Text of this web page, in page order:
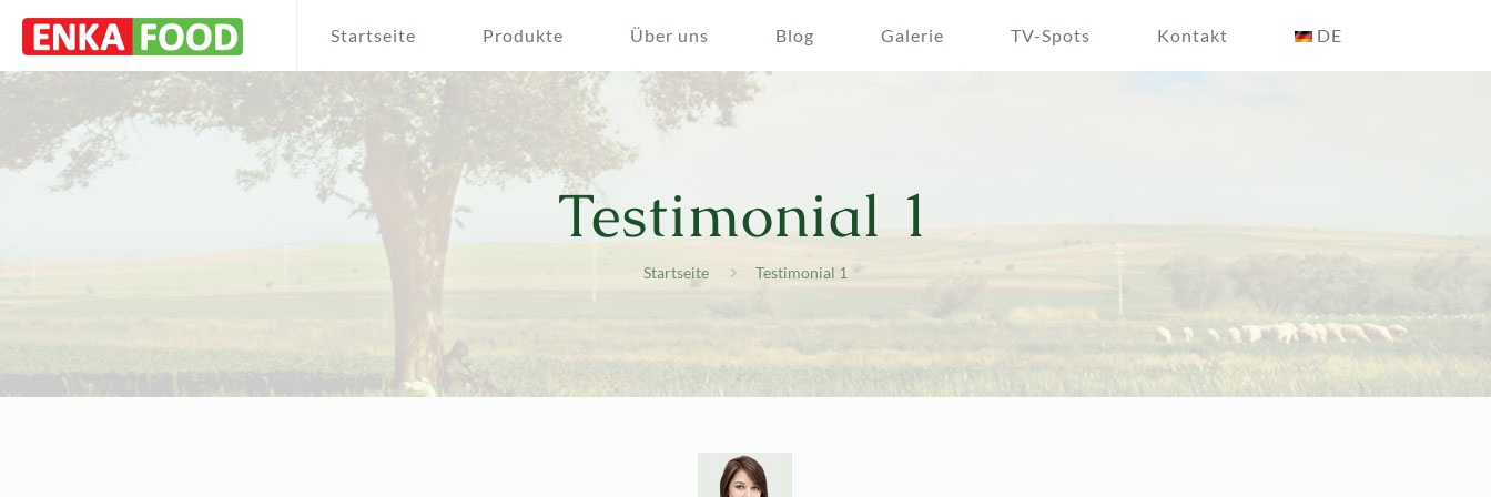
Startseite Produkte Über uns Blog Galerie TV-Spots Kontakt DE
Testimonial 1
Startseite Testimonial 1